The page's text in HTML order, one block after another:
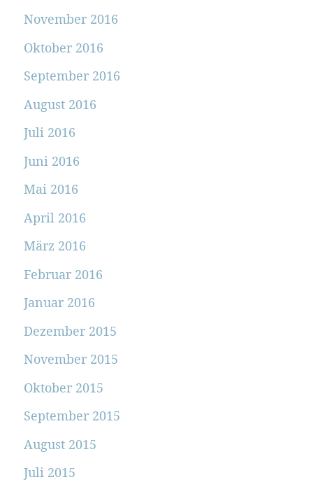
November 2016
Oktober 2016
September 2016
August 2016
Juli 2016
Juni 2016
Mai 2016
April 2016
März 2016
Februar 2016
Januar 2016
Dezember 2015
November 2015
Oktober 2015
September 2015
August 2015
Juli 2015